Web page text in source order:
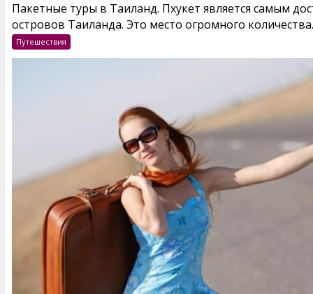
Пакетные туры в Таиланд. Пхукет является самым
островов Таиланда. Это место огромного
Путешествия